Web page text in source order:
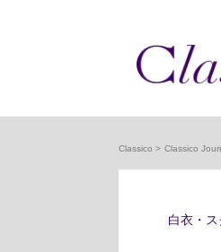
Classico Classico
白衣・